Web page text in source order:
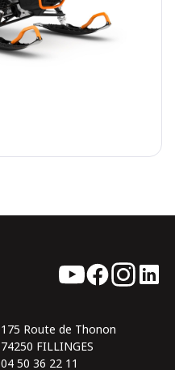
175 Route de Thonon
74250 FILLINGES
04 50 36 22 11